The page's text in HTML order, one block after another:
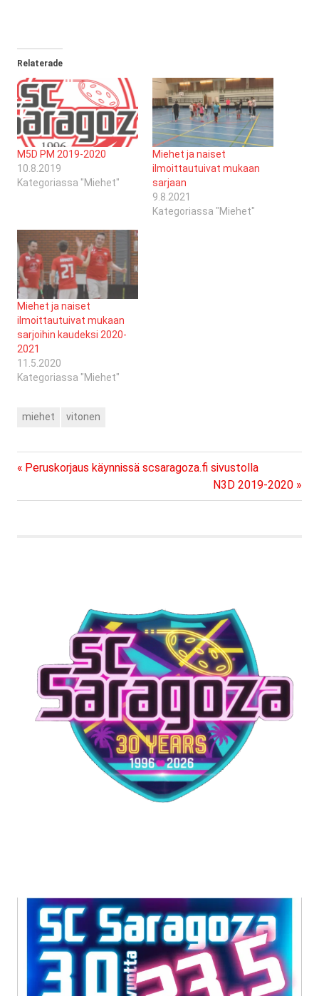
Relaterade
M5D PM 2019-2020
10.8.2019
Kategoriassa "Miehet"
Miehet ja naiset
ilmoittautuivat mukaan
sarjaan
9.8.2021
Kategoriassa "Miehet"
Miehet ja naiset
ilmoittautuivat mukaan
sarjoihin kaudeksi 2020-
2021
11.5.2020
Kategoriassa "Miehet"
miehet vitonen
Artikkelien
selaus
Previous
Peruskorjaus käynnissä scsaragoza.fi sivustolla
Next
Post:
N3D 2019-2020